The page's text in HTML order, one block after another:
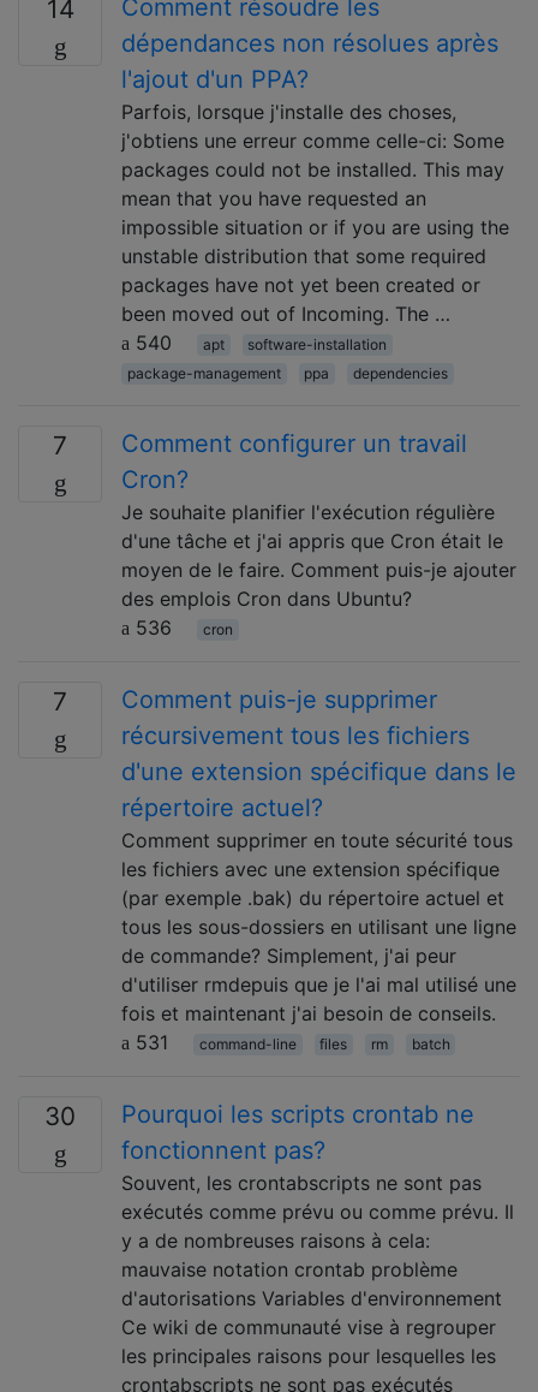
14
Comment résoudre les
dépendances non résolues après
l'ajout d'un PPA?
Parfois, lorsque j'installe des choses,
j'obtiens une erreur comme celle-ci: Some
packages could not be installed. This may
mean that you have requested an
impossible situation or if you are using the
unstable distribution that some required
packages have not yet been created or
been moved out of Incoming. The …
540
apt
software-installation
package-management
ppa dependencies
7
Comment configurer un travail
Cron?
Je souhaite planifier l'exécution régulière
d'une tâche et j'ai appris que Cron était le
moyen de le faire. Comment puis-je ajouter
des emplois Cron dans Ubuntu?
536
cron
7
Comment puis-je supprimer
récursivement tous les fichiers
d'une extension spécifique dans le
répertoire actuel?
Comment supprimer en toute sécurité tous
les fichiers avec une extension spécifique
(par exemple .bak) du répertoire actuel et
tous les sous-dossiers en utilisant une ligne
de commande? Simplement, j'ai peur
d'utiliser rmdepuis que je l'ai mal utilisé une
fois et maintenant j'ai besoin de conseils.
531
command-line files rm batch
30
Pourquoi les scripts crontab ne
fonctionnent pas?
Souvent, les crontabscripts ne sont pas
exécutés comme prévu ou comme prévu. Il
y a de nombreuses raisons à cela:
mauvaise notation crontab problème
d'autorisations Variables d'environnement
Ce wiki de communauté vise à regrouper
les principales raisons pour lesquelles les
crontabscripts ne sont pas exécutés